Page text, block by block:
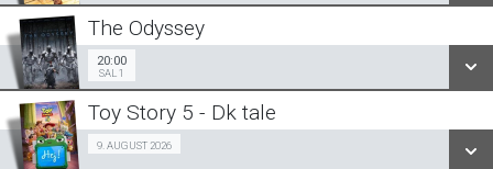
LÆS MERE
SE ALLE DAGE
LÆS MERE
The Odyssey
20:00
SAL 1
Sal 1
SE ALLE DAGE
Toy Story 5 - Dk tale
9. AUGUST 2026